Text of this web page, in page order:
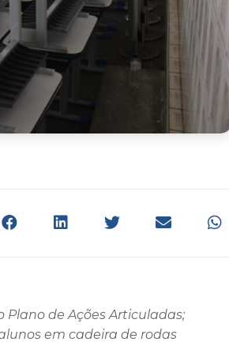
de Ações Articuladas;
em cadeira de rodas